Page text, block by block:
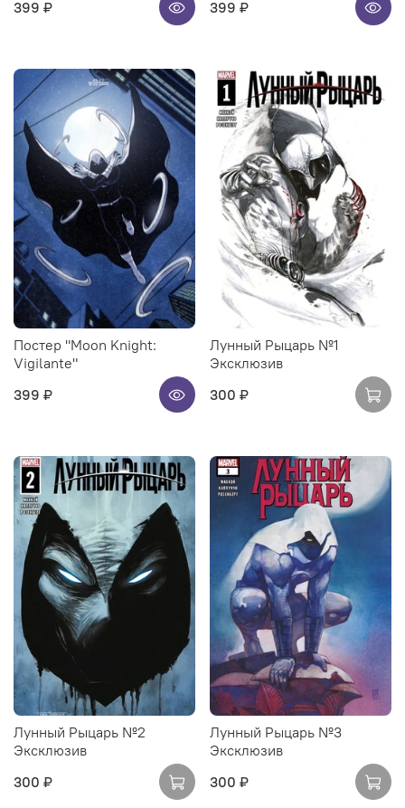
399 ₽
399 ₽
Постер "Moon Knight:
Vigilante"
399 ₽
Лунный Рыцарь №1
Эксклюзив
300 ₽
Лунный Рыцарь №2
Эксклюзив
300 ₽
Лунный Рыцарь №3
Эксклюзив
300 ₽